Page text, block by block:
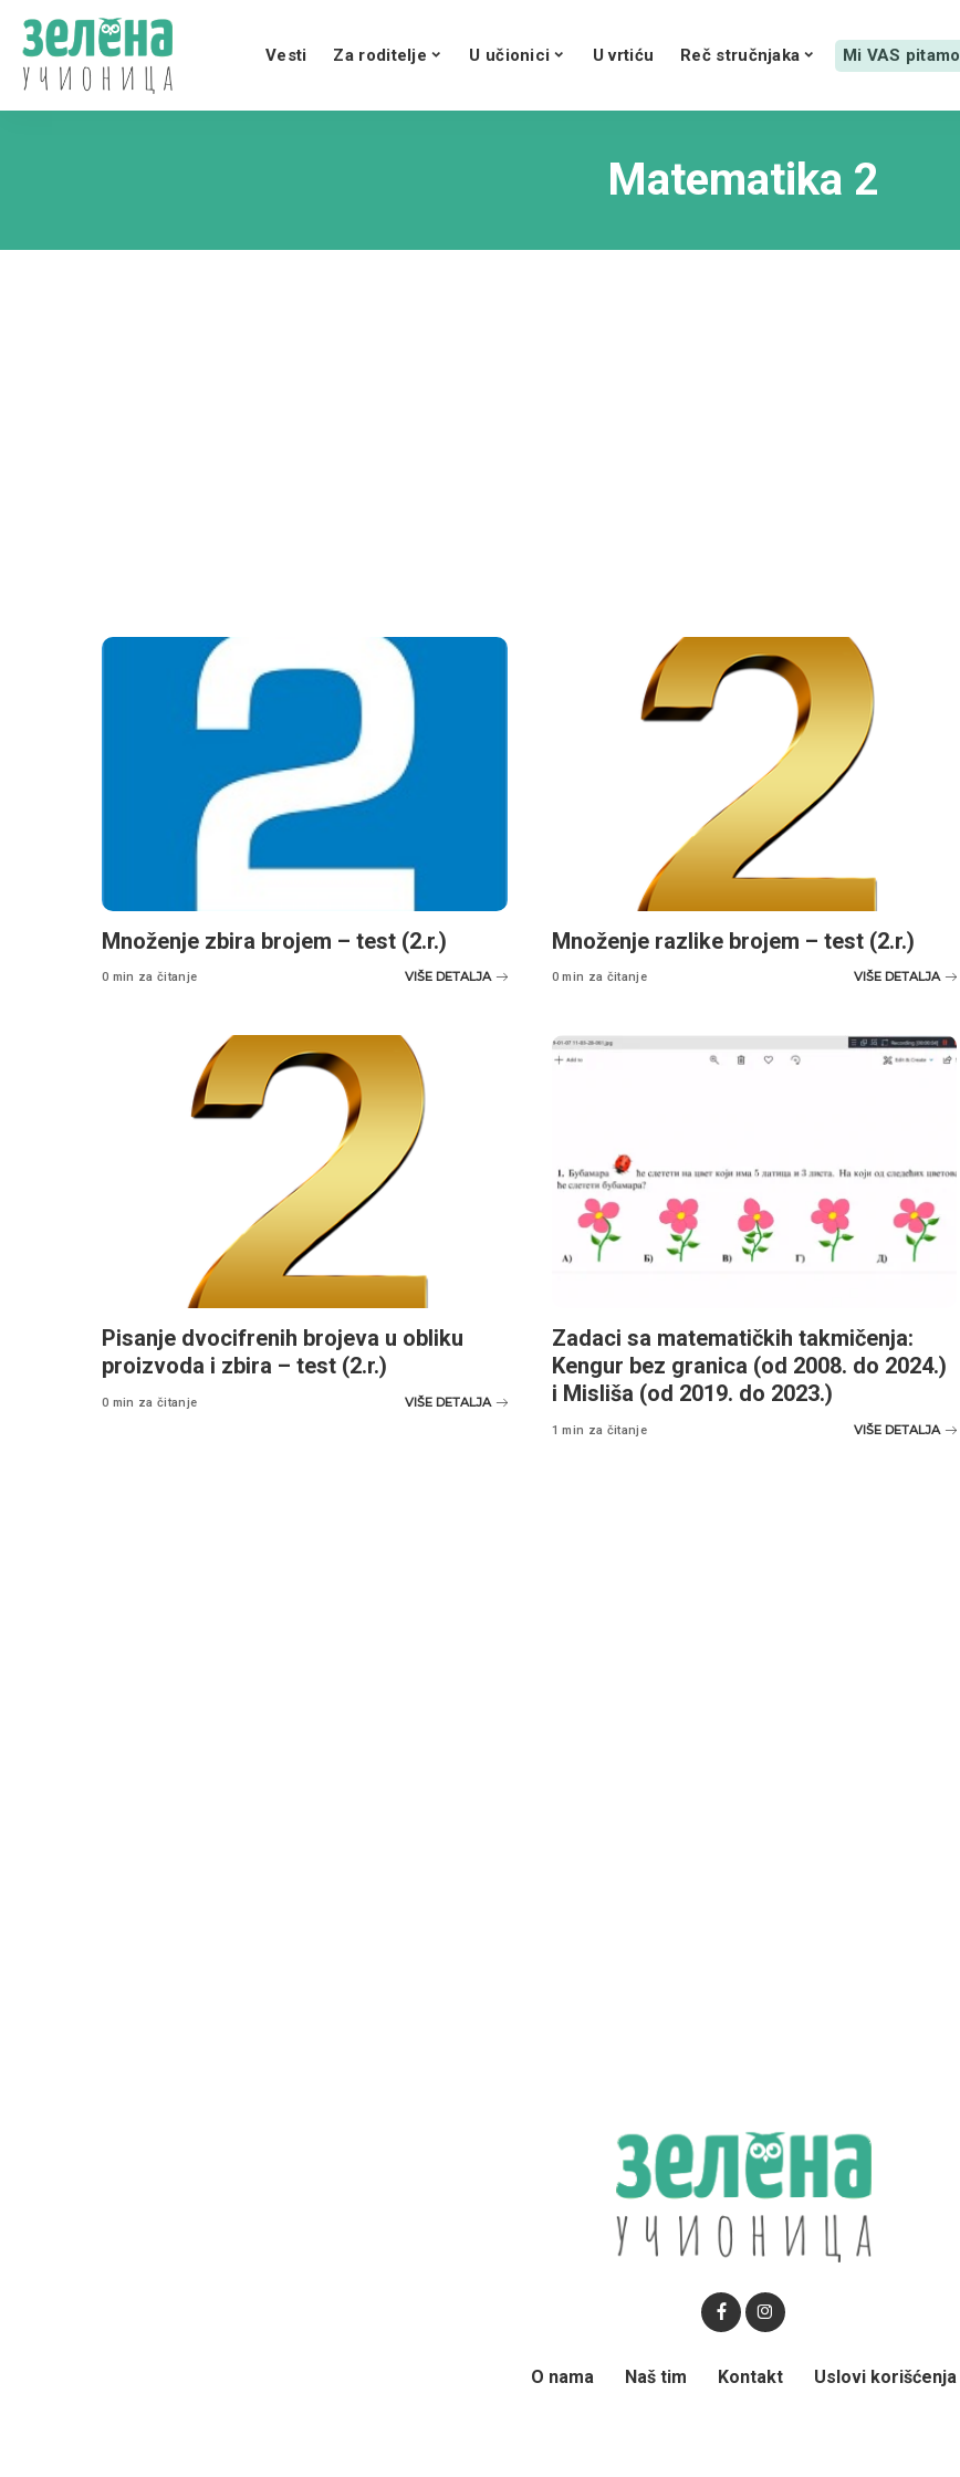
Vesti Za roditelje U učionici U vrtiću Reč stručnjaka Mi VAS pitamo
Matematika 2
Množenje zbira brojem – test (2.r.)
0 min za čitanje VIŠE DETALJA
Množenje razlike brojem – test (2.r.)
0 min za čitanje VIŠE DETALJA
Pisanje dvocifrenih brojeva u obliku
proizvoda i zbira – test (2.r.)
0 min za čitanje VIŠE DETALJA
Zadaci sa matematičkih takmičenja:
Kengur bez granica (od 2008. do 2024.)
i Misliša (od 2019. do 2023.)
1 min za čitanje VIŠE DETALJA
O nama Naš tim Kontakt Uslovi korišćenja